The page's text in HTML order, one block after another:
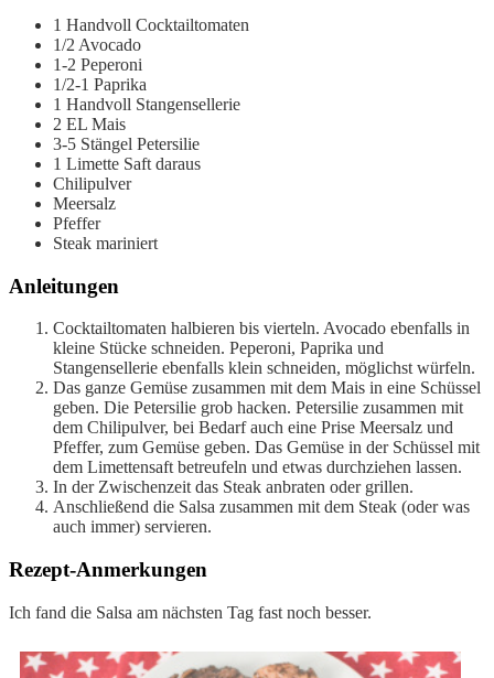
1 Handvoll Cocktailtomaten
1/2 Avocado
1-2 Peperoni
1/2-1 Paprika
1 Handvoll Stangensellerie
2 EL Mais
3-5 Stängel Petersilie
1 Limette Saft daraus
Chilipulver
Meersalz
Pfeffer
Steak mariniert
Anleitungen
Cocktailtomaten halbieren bis vierteln. Avocado ebenfalls in
kleine Stücke schneiden. Peperoni, Paprika und
Stangensellerie ebenfalls klein schneiden, möglichst würfeln.
Das ganze Gemüse zusammen mit dem Mais in eine Schüssel
geben. Die Petersilie grob hacken. Petersilie zusammen mit
dem Chilipulver, bei Bedarf auch eine Prise Meersalz und
Pfeffer, zum Gemüse geben. Das Gemüse in der Schüssel mit
dem Limettensaft betreufeln und etwas durchziehen lassen.
In der Zwischenzeit das Steak anbraten oder grillen.
Anschließend die Salsa zusammen mit dem Steak (oder was
auch immer) servieren.
Rezept-Anmerkungen
Ich fand die Salsa am nächsten Tag fast noch besser.